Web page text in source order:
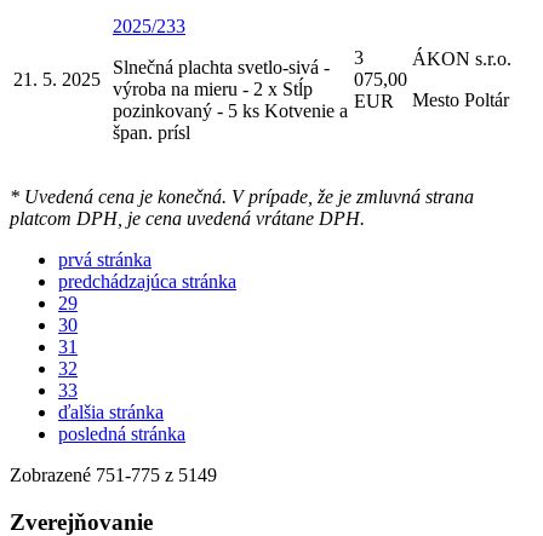
21. 5. 2025
2025/233
Slnečná plachta svetlo-sivá -
výroba na mieru - 2 x Stĺp
pozinkovaný - 5 ks Kotvenie a
špan. prísl
3
075,00
EUR
ÁKON s.r.o.
Mesto Poltár
* Uvedená cena je konečná. V prípade, že je zmluvná strana
platcom DPH, je cena uvedená vrátane DPH.
prvá stránka
predchádzajúca stránka
29
30
31
32
33
ďalšia stránka
posledná stránka
Zobrazené 751-775 z 5149
Zverejňovanie